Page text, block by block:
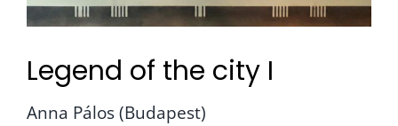
Legend of the city I
Anna Pálos (Budapest)